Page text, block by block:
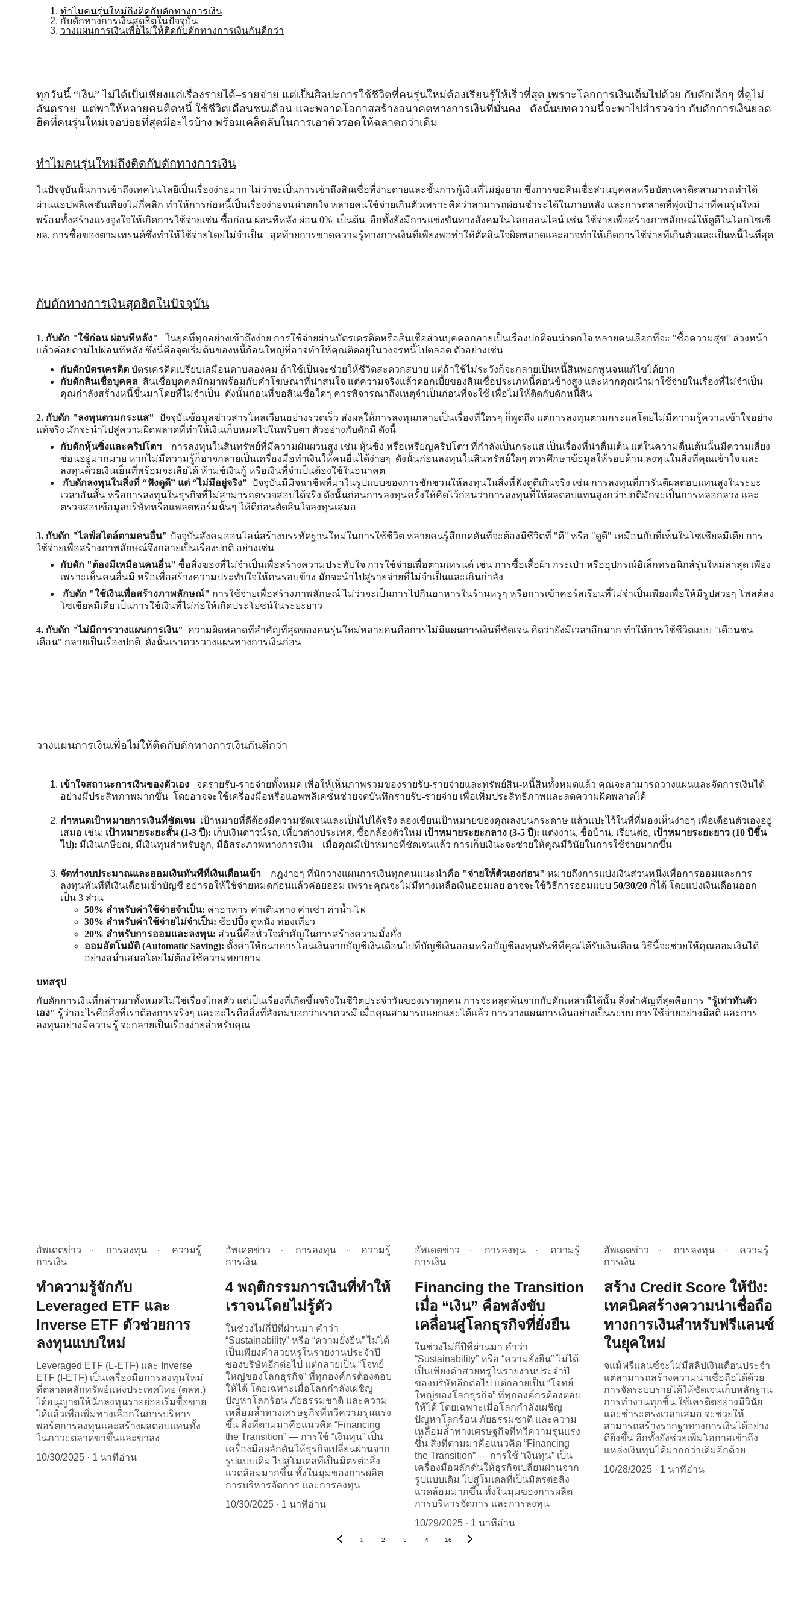
ทำไมคนรุ่นใหม่ถึงติดกับดักทางการเงิน
กับดักทางการเงินสุดฮิตในปัจจุบัน
วางแผนการเงินเพื่อไม่ให้ติดกับดักทางการเงินกันดีกว่า
ทุกวันนี้ “เงิน” ไม่ได้เป็นเพียงแค่เรื่องรายได้–รายจ่าย แต่เป็นศิลปะการใช้ชีวิตที่คนรุ่นใหม่ต้องเรียนรู้ให้เร็วที่สุด เพราะโลกการเงินเต็มไปด้วย กับดักเล็กๆ ที่ดูไม่
อันตราย  แต่พาให้หลายคนติดหนี้ ใช้ชีวิตเดือนชนเดือน และพลาดโอกาสสร้างอนาคตทางการเงินที่มั่นคง   ดังนั้นบทความนี้จะพาไปสำรวจว่า กับดักการเงินยอด
ฮิตที่คนรุ่นใหม่เจอบ่อยที่สุดมีอะไรบ้าง พร้อมเคล็ดลับในการเอาตัวรอดให้ฉลาดกว่าเดิม
ทำไมคนรุ่นใหม่ถึงติดกับดักทางการเงิน
ในปัจจุบันนั้นการเข้าถึงเทคโนโลยีเป็นเรื่องง่ายมาก ไม่ว่าจะเป็นการเข้าถึงสินเชื่อที่ง่ายดายและขั้นการกู้เงินที่ไม่ยุ่งยาก ซึ่งการขอสินเชื่อส่วนบุคคลหรือบัตรเครดิตสามารถทำได้
ผ่านแอปพลิเคชันเพียงไม่กี่คลิก ทำให้การก่อหนี้เป็นเรื่องง่ายจนน่าตกใจ หลายคนใช้จ่ายเกินตัวเพราะคิดว่าสามารถผ่อนชำระได้ในภายหลัง และการตลาดที่พุ่งเป้ามาที่คนรุ่นใหม่
พร้อมทั้งสร้างแรงจูงใจให้เกิดการใช้จ่ายเช่น ซื้อก่อน ผ่อนทีหลัง ผ่อน 0%  เป็นต้น  อีกทั้งยังมีการแข่งขันทางสังคมในโลกออนไลน์ เช่น ใช้จ่ายเพื่อสร้างภาพลักษณ์ให้ดูดีในโลกโซเซี
ยล, การซื้อของตามเทรนด์ซึ่งทำให้ใช้จ่ายโดยไม่จำเป็น   สุดท้ายการขาดความรู้ทางการเงินที่เพียงพอทำให้ตัดสินใจผิดพลาดและอาจทำให้เกิดการใช้จ่ายที่เกินตัวและเป็นหนี้ในที่สุด
1. กับดัก "ใช้ก่อน ผ่อนทีหลัง" ในยุคที่ทุกอย่างเข้าถึงง่าย การใช้จ่ายผ่านบัตรเครดิตหรือสินเชื่อส่วนบุคคลกลายเป็นเรื่องปกติจนน่าตกใจ หลายคนเลือกที่จะ "ซื้อความสุข" ล่วงหน้า
แล้วค่อยตามไปผ่อนทีหลัง ซึ่งนี่คือจุดเริ่มต้นของหนี้ก้อนใหญ่ที่อาจทำให้คุณติดอยู่ในวงจรหนี้ไปตลอด ตัวอย่างเช่น
กับดักบัตรเครดิต บัตรเครดิตเปรียบเสมือนดาบสองคม ถ้าใช้เป็นจะช่วยให้ชีวิตสะดวกสบาย แต่ถ้าใช้ไม่ระวังก็จะกลายเป็นหนี้สินพอกพูนจนแก้ไขได้ยาก
กับดักสินเชื่อบุคคล สินเชื่อบุคคลมักมาพร้อมกับคำโฆษณาที่น่าสนใจ แต่ความจริงแล้วดอกเบี้ยของสินเชื่อประเภทนี้ค่อนข้างสูง และหากคุณนำมาใช้จ่ายในเรื่องที่ไม่จำเป็น
คุณกำลังสร้างหนี้ขึ้นมาโดยที่ไม่จำเป็น  ดังนั้นก่อนที่ขอสินเชื่อใดๆ ควรพิจารณาถึงเหตุจำเป็นก่อนที่จะใช้ เพื่อไม่ให้ติดกับดักหนี้สิน
2. กับดัก "ลงทุนตามกระแส" ปัจจุบันข้อมูลข่าวสารไหลเวียนอย่างรวดเร็ว ส่งผลให้การลงทุนกลายเป็นเรื่องที่ใครๆ ก็พูดถึง แต่การลงทุนตามกระแสโดยไม่มีความรู้ความเข้าใจอย่าง
แท้จริง มักจะนำไปสู่ความผิดพลาดที่ทำให้เงินเก็บหมดไปในพริบตา ตัวอย่างกับดักมี ดังนี้
กับดักหุ้นซิ่งและคริปโตฯ
การลงทุนในสินทรัพย์ที่มีความผันผวนสูง เช่น หุ้นซิ่ง หรือเหรียญคริปโตฯ ที่กำลังเป็นกระแส เป็นเรื่องที่น่าตื่นเต้น แต่ในความตื่นเต้นนั้นมีความเสี่ยง
ซ่อนอยู่มากมาย หากไม่มีความรู้ก็อาจกลายเป็นเครื่องมือทำเงินให้คนอื่นได้ง่ายๆ  ดังนั้นก่อนลงทุนในสินทรัพย์ใดๆ ควรศึกษาข้อมูลให้รอบด้าน ลงทุนในสิ่งที่คุณเข้าใจ และ
ลงทุนด้วยเงินเย็นที่พร้อมจะเสียได้ ห้ามช้เงินกู้ หรือเงินที่จำเป็นต้องใช้ในอนาคต
กับดักลงทุนในสิ่งที่ “ฟังดูดี” แต่ “ไม่มีอยู่จริง” ปัจจุบันมีมิจฉาชีพที่มาในรูปแบบของการชักชวนให้ลงทุนในสิ่งที่ฟังดูดีเกินจริง เช่น การลงทุนที่การันตีผลตอบแทนสูงในระยะ
เวลาอันสั้น หรือการลงทุนในธุรกิจที่ไม่สามารถตรวจสอบได้จริง ดังนั้นก่อนการลงทุนครั้งให้คิดไว้ก่อนว่าการลงทุนที่ให้ผลตอบแทนสูงกว่าปกติมักจะเป็นการหลอกลวง และ
ตรวจสอบข้อมูลบริษัทหรือแพลตฟอร์มนั้นๆ ให้ดีก่อนตัดสินใจลงทุนเสมอ
3. กับดัก "ไลฟ์สไตล์ตามคนอื่น" ปัจจุบันสังคมออนไลน์สร้างบรรทัดฐานใหม่ในการใช้ชีวิต หลายคนรู้สึกกดดันที่จะต้องมีชีวิตที่ "ดี" หรือ "ดูดี" เหมือนกับที่เห็นในโซเชียลมีเดีย การ
ใช้จ่ายเพื่อสร้างภาพลักษณ์จึงกลายเป็นเรื่องปกติ อย่างเช่น
กับดัก "ต้องมีเหมือนคนอื่น" ซื้อสิ่งของที่ไม่จำเป็นเพื่อสร้างความประทับใจ การใช้จ่ายเพื่อตามเทรนด์ เช่น การซื้อเสื้อผ้า กระเป๋า หรืออุปกรณ์อิเล็กทรอนิกส์รุ่นใหม่ล่าสุด เพียง
เพราะเห็นคนอื่นมี หรือเพื่อสร้างความประทับใจให้คนรอบข้าง มักจะนำไปสู่รายจ่ายที่ไม่จำเป็นและเกินกำลัง
กับดัก "ใช้เงินเพื่อสร้างภาพลักษณ์" การใช้จ่ายเพื่อสร้างภาพลักษณ์ ไม่ว่าจะเป็นการไปกินอาหารในร้านหรูๆ หรือการเข้าคอร์สเรียนที่ไม่จำเป็นเพียงเพื่อให้มีรูปสวยๆ โพสต์ลง
โซเชียลมีเดีย เป็นการใช้เงินที่ไม่ก่อให้เกิดประโยชน์ในระยะยาว
4. กับดัก "ไม่มีการวางแผนการเงิน"
ความผิดพลาดที่สำคัญที่สุดของคนรุ่นใหม่หลายคนคือการไม่มีแผนการเงินที่ชัดเจน คิดว่ายังมีเวลาอีกมาก ทำให้การใช้ชีวิตแบบ "เดือนชน
เดือน" กลายเป็นเรื่องปกติ  ดังนั้นเราควรวางแผนทางการเงินก่อน
กับดักทางการเงินสุดฮิตในปัจจุบัน
วางแผนการเงินเพื่อไม่ให้ติดกับดักทางการเงินกันดีกว่า
เข้าใจสถานะการเงินของตัวเอง จดรายรับ-รายจ่ายทั้งหมด เพื่อให้เห็นภาพรวมของรายรับ-รายจ่ายและทรัพย์สิน-หนี้สินทั้งหมดแล้ว คุณจะสามารถวางแผนและจัดการเงินได้
อย่างมีประสิทภาพมากขึ้น  โดยอาจจะใช้เครื่องมือหรือแอพพลิเคชั่นช่วยจดบันทึกรายรับ-รายจ่าย เพื่อเพิ่มประสิทธิภาพและลดความผิดพลาดได้
กำหนดเป้าหมายการเงินที่ชัดเจน เป้าหมายที่ดีต้องมีความชัดเจนและเป็นไปได้จริง ลองเขียนเป้าหมายของคุณลงบนกระดาษ แล้วแปะไว้ในที่ที่มองเห็นง่ายๆ เพื่อเตือนตัวเองอยู่
เสมอ เช่น: เป้าหมายระยะสั้น (1-3 ปี): เก็บเงินดาวน์รถ, เที่ยวต่างประเทศ, ซื้อกล้องตัวใหม่ เป้าหมายระยะกลาง (3-5 ปี): แต่งงาน, ซื้อบ้าน, เรียนต่อ, เป้าหมายระยะยาว (10 ปีขึ้น
ไป): มีเงินเกษียณ, มีเงินทุนสำหรับลูก, มีอิสระภาพทางการเงิน    เมื่อคุณมีเป้าหมายที่ชัดเจนแล้ว การเก็บเงินะจะช่วยให้คุณมีวินัยในการใช้จ่ายมากขึ้น
จัดทำงบประมาณและออมเงินทันทีที่เงินเดือนเข้า กฎง่ายๆ ที่นักวางแผนการเงินทุกคนแนะนำคือ "จ่ายให้ตัวเองก่อน" หมายถึงการแบ่งเงินส่วนหนึ่งเพื่อการออมและการ
ลงทุนทันทีที่เงินเดือนเข้าบัญชี อย่ารอให้ใช้จ่ายหมดก่อนแล้วค่อยออม เพราะคุณจะไม่มีทางเหลือเงินออมเลย อาจจะใช้วิธีการออมแบบ 50/30/20 ก็ได้ โดยแบ่งเงินเดือนออก
เป็น 3 ส่วน
50% สำหรับค่าใช้จ่ายจำเป็น: ค่าอาหาร ค่าเดินทาง ค่าเช่า ค่าน้ำ-ไฟ
30% สำหรับค่าใช้จ่ายไม่จำเป็น: ช้อปปิ้ง ดูหนัง ท่องเที่ยว
20% สำหรับการออมและลงทุน: ส่วนนี้คือหัวใจสำคัญในการสร้างความมั่งคั่ง
ออมอัตโนมัติ (Automatic Saving): ตั้งค่าให้ธนาคารโอนเงินจากบัญชีเงินเดือนไปที่บัญชีเงินออมหรือบัญชีลงทุนทันทีที่คุณได้รับเงินเดือน วิธีนี้จะช่วยให้คุณออมเงินได้
อย่างสม่ำเสมอโดยไม่ต้องใช้ความพยายาม
บทสรุป
กับดักการเงินที่กล่าวมาทั้งหมดไม่ใช่เรื่องไกลตัว แต่เป็นเรื่องที่เกิดขึ้นจริงในชีวิตประจำวันของเราทุกคน การจะหลุดพ้นจากกับดักเหล่านี้ได้นั้น สิ่งสำคัญที่สุดคือการ "รู้เท่าทันตัว
เอง" รู้ว่าอะไรคือสิ่งที่เราต้องการจริงๆ และอะไรคือสิ่งที่สังคมบอกว่าเราควรมี เมื่อคุณสามารถแยกแยะได้แล้ว การวางแผนการเงินอย่างเป็นระบบ การใช้จ่ายอย่างมีสติ และการ
ลงทุนอย่างมีความรู้ จะกลายเป็นเรื่องง่ายสำหรับคุณ
อัพเดตข่าว การลงทุน
ความรู้
การเงิน
ทำความรู้จักกับ
Leveraged ETF และ
Inverse ETF ตัวช่วยการ
ลงทุนแบบใหม่
Leveraged ETF (L-ETF) และ Inverse
ETF (I-ETF) เป็นเครื่องมือการลงทุนใหม่
ที่ตลาดหลักทรัพย์แห่งประเทศไทย (ตลท.)
ได้อนุญาตให้นักลงทุนรายย่อยเริ่มซื้อขาย
ได้แล้วเพื่อเพิ่มทางเลือกในการบริหาร
พอร์ตการลงทุนและสร้างผลตอบแทนทั้ง
ในภาวะตลาดขาขึ้นและขาลง
10/30/2025
1 นาทีอ่าน
อัพเดตข่าว การลงทุน
ความรู้
การเงิน
4 พฤติกรรมการเงินที่ทำให้
เราจนโดยไม่รู้ตัว
ในช่วงไม่กี่ปีที่ผ่านมา คำว่า
“Sustainability” หรือ “ความยั่งยืน” ไม่ได้
เป็นเพียงคำสวยหรูในรายงานประจำปี
ของบริษัทอีกต่อไป แต่กลายเป็น “โจทย์
ใหญ่ของโลกธุรกิจ” ที่ทุกองค์กรต้องตอบ
ให้ได้ โดยเฉพาะเมื่อโลกกำลังเผชิญ
ปัญหาโลกร้อน ภัยธรรมชาติ และความ
เหลื่อมล้ำทางเศรษฐกิจที่ทวีความรุนแรง
ขึ้น สิ่งที่ตามมาคือแนวคิด “Financing
the Transition” — การใช้ “เงินทุน” เป็น
เครื่องมือผลักดันให้ธุรกิจเปลี่ยนผ่านจาก
รูปแบบเดิม ไปสู่โมเดลที่เป็นมิตรต่อสิ่ง
แวดล้อมมากขึ้น ทั้งในมุมของการผลิต
การบริหารจัดการ และการลงทุน
10/30/2025
1 นาทีอ่าน
อัพเดตข่าว การลงทุน
ความรู้
การเงิน
Financing the Transition
เมื่อ “เงิน” คือพลังขับ
เคลื่อนสู่โลกธุรกิจที่ยั่งยืน
ในช่วงไม่กี่ปีที่ผ่านมา คำว่า
“Sustainability” หรือ “ความยั่งยืน” ไม่ได้
เป็นเพียงคำสวยหรูในรายงานประจำปี
ของบริษัทอีกต่อไป แต่กลายเป็น “โจทย์
ใหญ่ของโลกธุรกิจ” ที่ทุกองค์กรต้องตอบ
ให้ได้ โดยเฉพาะเมื่อโลกกำลังเผชิญ
ปัญหาโลกร้อน ภัยธรรมชาติ และความ
เหลื่อมล้ำทางเศรษฐกิจที่ทวีความรุนแรง
ขึ้น สิ่งที่ตามมาคือแนวคิด “Financing
the Transition” — การใช้ “เงินทุน” เป็น
เครื่องมือผลักดันให้ธุรกิจเปลี่ยนผ่านจาก
รูปแบบเดิม ไปสู่โมเดลที่เป็นมิตรต่อสิ่ง
แวดล้อมมากขึ้น ทั้งในมุมของการผลิต
การบริหารจัดการ และการลงทุน
10/29/2025
1 นาทีอ่าน
อัพเดตข่าว การลงทุน
ความรู้
การเงิน
สร้าง Credit Score ให้ปัง:
เทคนิคสร้างความน่าเชื่อถือ
ทางการเงินสำหรับฟรีแลนซ์
ในยุคใหม่
จแม้ฟรีแลนซ์จะไม่มีสลิปเงินเดือนประจำ
แต่สามารถสร้างความน่าเชื่อถือได้ด้วย
การจัดระบบรายได้ให้ชัดเจนเก็บหลักฐาน
การทำงานทุกชิ้น ใช้เครดิตอย่างมีวินัย
และชำระตรงเวลาเสมอ จะช่วยให้
สามารถสร้างรากฐาทางการเงินได้อย่าง
ดียิ่งขึ้น อีกทั้งยังช่วยเพิ่มโอกาสเข้าถึง
แหล่งเงินทุนได้มากกว่าเดิมอีกด้วย
10/28/2025
1 นาทีอ่าน
1 2 3 4 16